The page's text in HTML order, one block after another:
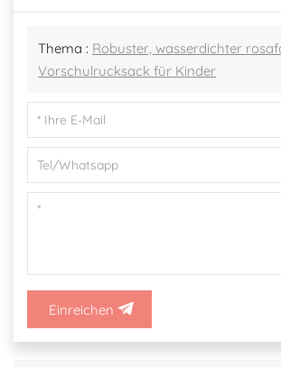
Thema : Robuster, wasserdichter
Vorschulrucksack für Kinder
Einreichen